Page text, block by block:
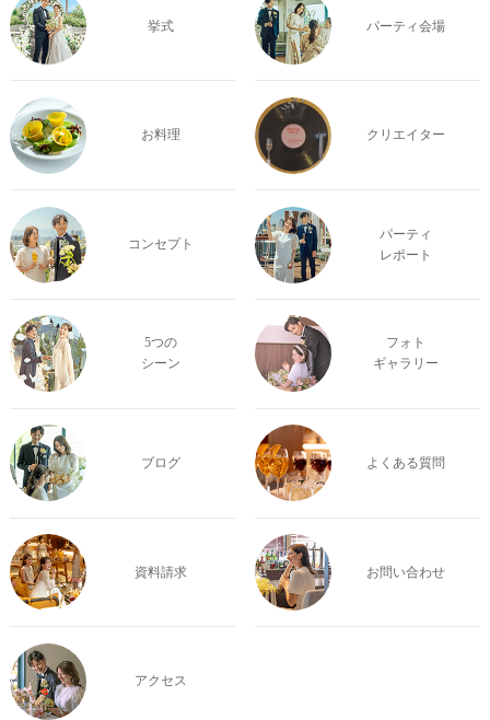
挙式 パーティ会場
お料理 クリエイター
コンセプト
パーティ
レポート
5つの
シーン
フォト
ギャラリー
ブログ よくある質問
資料請求 お問い合わせ
アクセス